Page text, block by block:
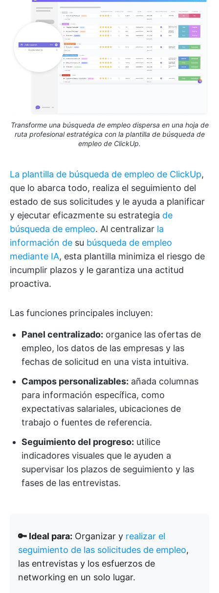
Transforme una búsqueda de empleo dispersa en una hoja de
ruta profesional estratégica con la plantilla de búsqueda de
empleo de ClickUp.
La plantilla de búsqueda de empleo de ClickUp,
que lo abarca todo, realiza el seguimiento del
estado de sus solicitudes y le ayuda a planificar
y ejecutar eficazmente su estrategia de
búsqueda de empleo. Al centralizar la
información de su búsqueda de empleo
mediante IA, esta plantilla minimiza el riesgo de
incumplir plazos y le garantiza una actitud
proactiva.
Las funciones principales incluyen:
Panel centralizado: organice las ofertas de
empleo, los datos de las empresas y las
fechas de solicitud en una vista intuitiva.
Campos personalizables: añada columnas
para información específica, como
expectativas salariales, ubicaciones de
trabajo o fuentes de referencia.
Seguimiento del progreso: utilice
indicadores visuales que le ayuden a
supervisar los plazos de seguimiento y las
fases de las entrevistas.
🔑 Ideal para: Organizar y realizar el
seguimiento de las solicitudes de empleo,
las entrevistas y los esfuerzos de
networking en un solo lugar.